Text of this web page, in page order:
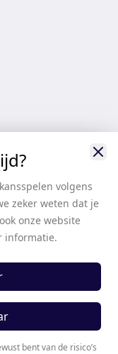
volgens
zeker weten dat je
onze website
informatie.
bent van de risico’s